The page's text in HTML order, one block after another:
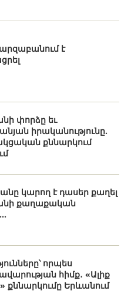
է
փորձը եւ
իրականությունը.
քննարկում
կարող է դասեր քաղել
քաղաքական
որպես
հիմք․ «Ալիք
քննարկումը Երևանում